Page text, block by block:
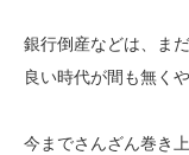
銀行倒産などは、ま
良い時代が間も無く
今までさんざん巻き